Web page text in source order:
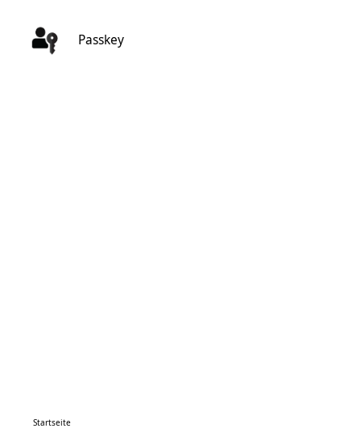
Passkey
Startseite